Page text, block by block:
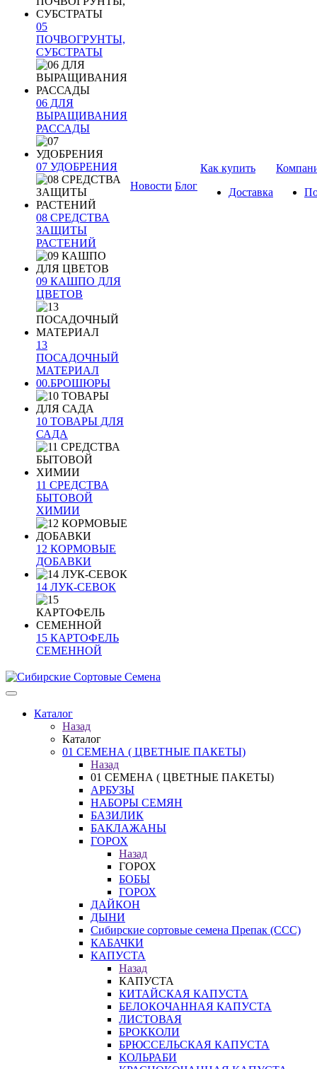
05
ПОЧВОГРУНТЫ,
СУБСТРАТЫ
06 ДЛЯ
ВЫРАЩИВАНИЯ
РАССАДЫ
07 УДОБРЕНИЯ
08 СРЕДСТВА
ЗАЩИТЫ
РАСТЕНИЙ
09 КАШПО ДЛЯ
ЦВЕТОВ
13
ПОСАДОЧНЫЙ
МАТЕРИАЛ
00.БРОШЮРЫ
10 ТОВАРЫ ДЛЯ
САДА
11 СРЕДСТВА
БЫТОВОЙ
ХИМИИ
12 КОРМОВЫЕ
ДОБАВКИ
14 ЛУК-СЕВОК
15 КАРТОФЕЛЬ
СЕМЕННОЙ
Новости Блог
Как купить
Доставка
Каталог
Назад
Каталог
01 СЕМЕНА ( ЦВЕТНЫЕ ПАКЕТЫ)
Назад
01 СЕМЕНА ( ЦВЕТНЫЕ ПАКЕТЫ)
АРБУЗЫ
НАБОРЫ СЕМЯН
БАЗИЛИК
БАКЛАЖАНЫ
ГОРОХ
Назад
ГОРОХ
БОБЫ
ГОРОХ
ДАЙКОН
ДЫНИ
Сибирские сортовые семена Препак (ССС)
КАБАЧКИ
КАПУСТА
Назад
КАПУСТА
КИТАЙСКАЯ КАПУСТА
БЕЛОКОЧАННАЯ КАПУСТА
ЛИСТОВАЯ
БРОККОЛИ
БРЮССЕЛЬСКАЯ КАПУСТА
КОЛЬРАБИ